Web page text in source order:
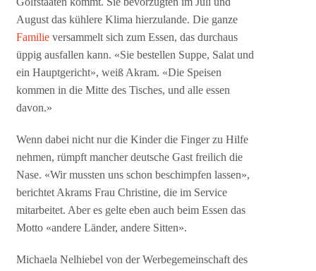
August das kühlere Klima hierzulande. Die ganze
Familie versammelt sich zum Essen, das durchaus
üppig ausfallen kann. «Sie bestellen Suppe, Salat und
ein Hauptgericht», weiß Akram. «Die Speisen
kommen in die Mitte des Tisches, und alle essen
davon.»
Wenn dabei nicht nur die Kinder die Finger zu Hilfe
nehmen, rümpft mancher deutsche Gast freilich die
Nase. «Wir mussten uns schon beschimpfen lassen»,
berichtet Akrams Frau Christine, die im Service
mitarbeitet. Aber es gelte eben auch beim Essen das
Motto «andere Länder, andere Sitten».
Michaela Nelhiebel von der Werbegemeinschaft des